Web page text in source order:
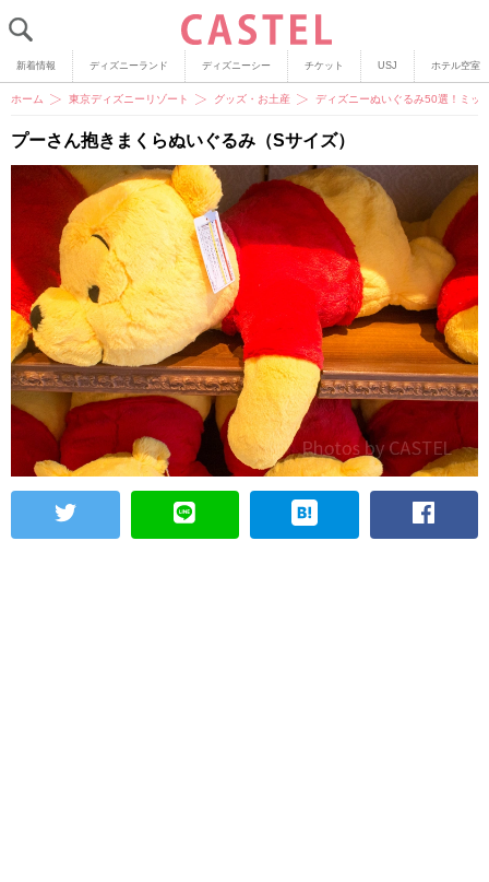
新着情報 ディズニーランド ディズニーシー チケット USJ ホテル空室
ホーム 東京ディズニーリゾート グッズ・お土産 ディズニーぬいぐるみ50選！ミッ
プーさん抱きまくらぬいぐるみ（Sサイズ）